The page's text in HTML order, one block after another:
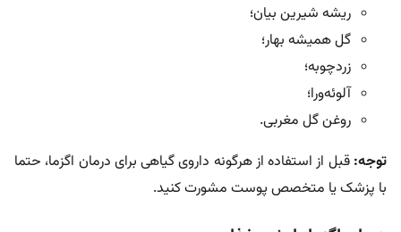
ریشه شیرین بیان؛
گل همیشه بهار؛
زردچوبه؛
آلوئه‌ورا؛
روغن گل مغربی.
توجه: قبل از استفاده از هرگونه داروی گیاهی برای درمان اگزما، حتما
با پزشک یا متخصص پوست مشورت کنید.